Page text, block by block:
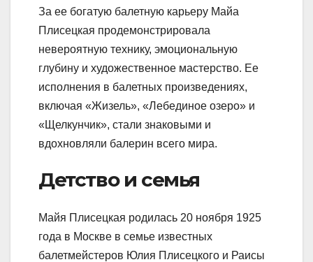
За ее богатую балетную карьеру Майа
Плисецкая продемонстрировала
невероятную технику, эмоциональную
глубину и художественное мастерство. Ее
исполнения в балетных произведениях,
включая «Жизель», «Лебединое озеро» и
«Щелкунчик», стали знаковыми и
вдохновляли балерин всего мира.
Детство и семья
Майя Плисецкая родилась 20 ноября 1925
года в Москве в семье известных
балетмейстеров Юлия Плисецкого и Раисы